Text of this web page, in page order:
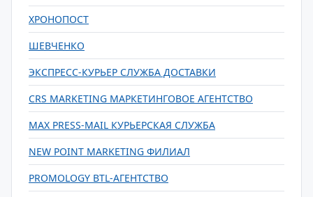
ХРОНОПОСТ
ШЕВЧЕНКО
ЭКСПРЕСС-КУРЬЕР СЛУЖБА ДОСТАВКИ
CRS MARKETING МАРКЕТИНГОВОЕ АГЕНТСТВО
MAX PRESS-MAIL КУРЬЕРСКАЯ СЛУЖБА
NEW POINT MARKETING ФИЛИАЛ
PROMOLOGY BTL-АГЕНТСТВО